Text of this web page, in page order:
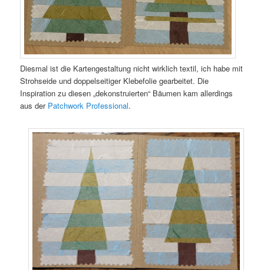
Diesmal ist die Kartengestaltung nicht wirklich textil, ich habe mit
Strohseide und doppelseitiger Klebefolie gearbeitet. Die
Inspiration zu diesen „dekonstruierten“ Bäumen kam allerdings
aus der Patchwork Professional.